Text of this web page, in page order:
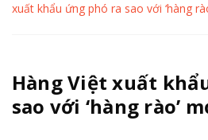
xuất khẩu ứng phó ra sao với ‘hàng
Hàng Việt xuất
sao với ‘hàng rào’